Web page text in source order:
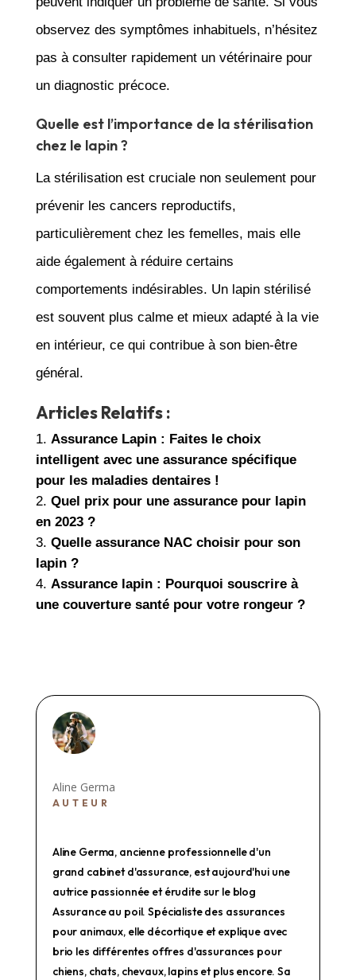
observez des symptômes inhabituels, n’hésitez
pas à consulter rapidement un vétérinaire pour
un diagnostic précoce.
Quelle est l’importance de la stérilisation
chez le lapin ?
La stérilisation est cruciale non seulement pour
prévenir les cancers reproductifs,
particulièrement chez les femelles, mais elle
aide également à réduire certains
comportements indésirables. Un lapin stérilisé
est souvent plus calme et mieux adapté à la vie
en intérieur, ce qui contribue à son bien-être
général.
Articles Relatifs :
Assurance Lapin : Faites le choix
intelligent avec une assurance spécifique
pour les maladies dentaires !
Quel prix pour une assurance pour lapin
en 2023 ?
Quelle assurance NAC choisir pour son
lapin ?
Assurance lapin : Pourquoi souscrire à
une couverture santé pour votre rongeur ?
Aline Germa
AUTEUR
Aline Germa, ancienne professionnelle d'un
grand cabinet d'assurance, est aujourd'hui une
autrice passionnée et érudite sur le blog
Assurance au poil. Spécialiste des assurances
pour animaux, elle décortique et explique avec
brio les différentes offres d'assurances pour
chiens, chats, chevaux, lapins et plus encore. Sa